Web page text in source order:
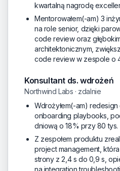
kwartalną nagrodę
Mentorowałem(-am) 3
na role senior, dzięki
code review oraz
architektonicznym,
code review w zespole o
Konsultant ds. wdrożeń
Northwind Labs · zdalnie
Wdrożyłem(-am)
onboarding playbooks,
dniową o 18% przy 80
Z zespołem produktu
project management,
strony z 2,4 s do 0,9 s,
na integration